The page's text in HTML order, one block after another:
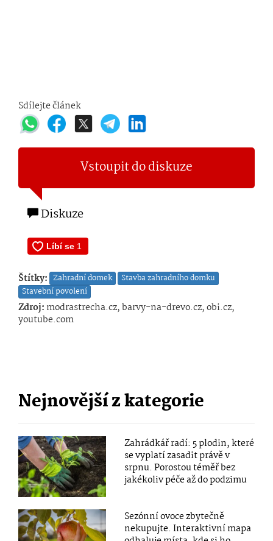
Sdílejte článek
Vstoupit do diskuze
Diskuze
Štítky: Zahradní domek
Stavba zahradního domku
Stavební povolení
Zdroj: modrastrecha.cz, barvy-na-drevo.cz, obi.cz,
youtube.com
Nejnovější z kategorie
Zahrádkář radí: 5 plodin, které
se vyplatí zasadit právě v
srpnu. Porostou téměř bez
jakékoliv péče až do podzimu
Sezónní ovoce zbytečně
nekupujte. Interaktivní mapa